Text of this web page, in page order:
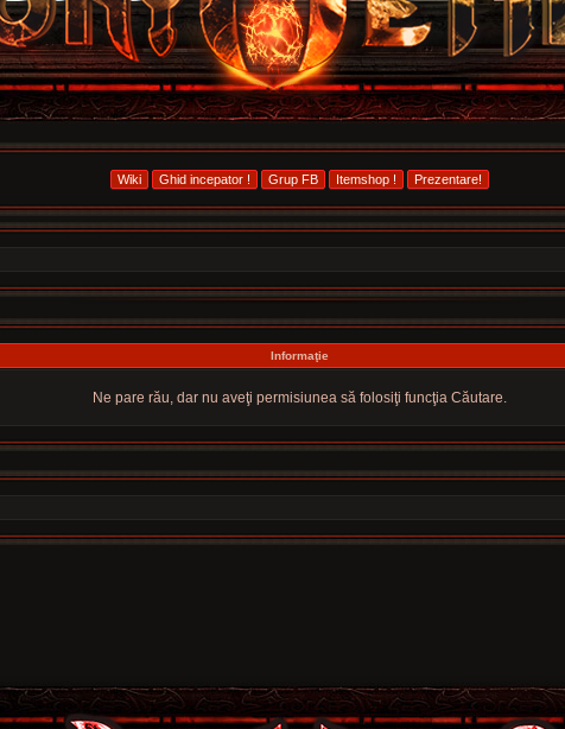
Informaţie
Ne pare rău, dar nu aveţi permisiunea să folosiţi funcţia Căutare.